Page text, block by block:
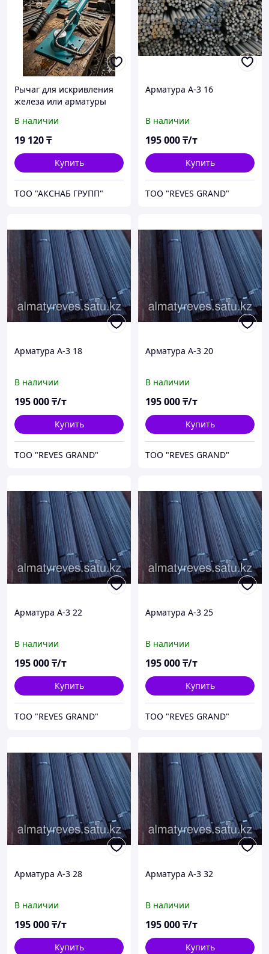
Рычаг для искривления
железа или арматуры
В наличии
19 120₸
Купить
ТОО "АКСНАБ ГРУПП"
Арматура А-3 16
В наличии
195 000₸/т
Купить
ТОО "REVES GRAND"
Арматура А-3 18
В наличии
195 000₸/т
Купить
ТОО "REVES GRAND"
Арматура А-3 20
В наличии
195 000₸/т
Купить
ТОО "REVES GRAND"
Арматура А-3 22
В наличии
195 000₸/т
Купить
ТОО "REVES GRAND"
Арматура А-3 25
В наличии
195 000₸/т
Купить
ТОО "REVES GRAND"
Арматура А-3 28
В наличии
195 000₸/т
Купить
Арматура А-3 32
В наличии
195 000₸/т
Купить